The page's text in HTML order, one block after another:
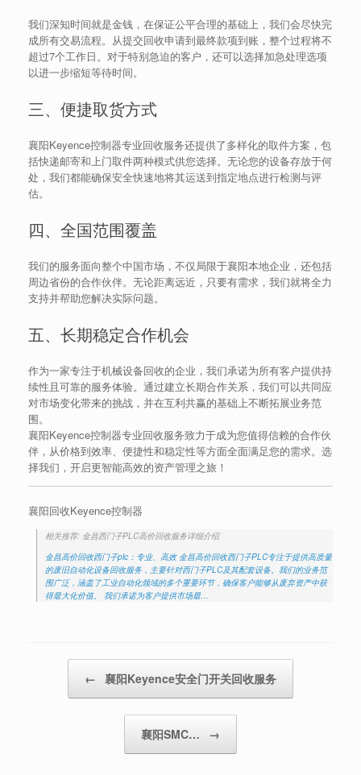
我们深知时间就是金钱，在保证公平合理的基础上，我们会尽快完
成所有交易流程。从提交回收申请到最终款项到账，整个过程将不
超过7个工作日。对于特别急迫的客户，还可以选择加急处理选项
以进一步缩短等待时间。
三、便捷取货方式
襄阳Keyence控制器专业回收服务还提供了多样化的取件方案，包
括快递邮寄和上门取件两种模式供您选择。无论您的设备存放于何
处，我们都能确保安全快速地将其运送到指定地点进行检测与评
估。
四、全国范围覆盖
我们的服务面向整个中国市场，不仅局限于襄阳本地企业，还包括
周边省份的合作伙伴。无论距离远近，只要有需求，我们就将全力
支持并帮助您解决实际问题。
五、长期稳定合作机会
作为一家专注于机械设备回收的企业，我们承诺为所有客户提供持
续性且可靠的服务体验。通过建立长期合作关系，我们可以共同应
对市场变化带来的挑战，并在互利共赢的基础上不断拓展业务范
围。
襄阳Keyence控制器专业回收服务致力于成为您值得信赖的合作伙
伴，从价格到效率、便捷性和稳定性等方面全面满足您的需求。选
择我们，开启更智能高效的资产管理之旅！
襄阳回收Keyence控制器
相关推荐: 金昌西门子PLC高价回收服务详细介绍
金昌高价回收西门子plc：专业、高效 金昌高价回收西门子PLC专注于提供高质量
的废旧自动化设备回收服务，主要针对西门子PLC及其配套设备。我们的业务范
围广泛，涵盖了工业自动化领域的多个重要环节，确保客户能够从废弃资产中获
得最大化价值。 我们承诺为客户提供市场最…
← 襄阳Keyence安全门开关回收服务
襄阳SMC… →